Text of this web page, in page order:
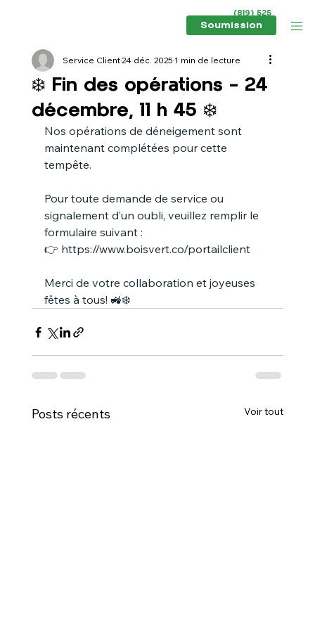
(819) 525
6434
Soumission
❄️ Fin des opérations – 24
décembre, 11 h 45 ❄️
Service Client24 déc. 20251 min de lecture
Nos opérations de déneigement sont
maintenant complétées pour cette
tempête.
Pour toute demande de service ou
signalement d’un oubli, veuillez remplir le
formulaire suivant :
👉 https://www.boisvert.co/portailclient
Merci de votre collaboration et joyeuses
fêtes à tous! 🚜❄️
Posts récents Voir tout